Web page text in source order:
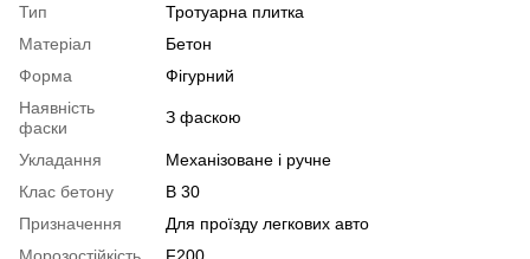
Тип
Тротуарна плитка
Матеріал
Бетон
Форма
Фігурний
Наявність
фаски
З фаскою
Укладання
Механізоване і ручне
Клас бетону
В 30
Призначення
Для проїзду легкових авто
Морозостійкість
F200